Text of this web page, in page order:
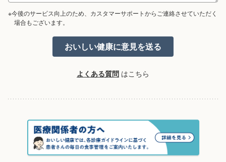
※今後のサービス向上のため、カスタマーサポートからご連絡させていただく
場合もございます。
よくある質問 はこちら